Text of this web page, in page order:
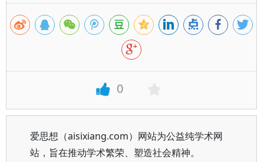
0
爱思想（aisixiang.com）网站为公益纯学术网
站，旨在推动学术繁荣、塑造社会精神。